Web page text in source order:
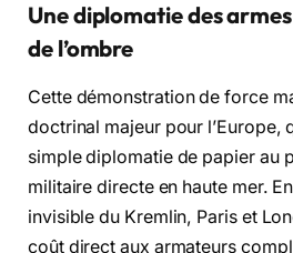
Une diplomatie des
de l’ombre
Cette démonstration de force
doctrinal majeur pour l’Europe,
simple diplomatie de papier au
militaire directe en haute mer.
invisible du Kremlin, Paris et
coût direct aux armateurs